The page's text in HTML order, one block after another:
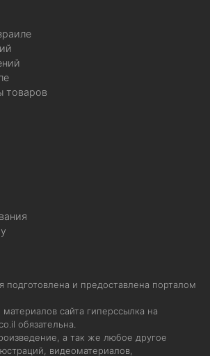
товаров
подготовлена и предоставлена порталом
сайта гиперссылка на
обязательна.
а так же любое другое
видеоматериалов,